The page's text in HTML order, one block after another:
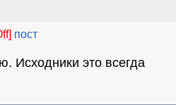
пост
Исходники это всегда